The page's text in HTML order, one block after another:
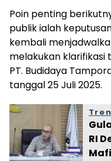
Poin penting
publik ialah
kembali
melakukan klarifikasi
PT. Budidaya
tanggal 25 Juli 2025.
RI